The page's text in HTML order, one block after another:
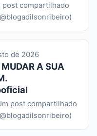
post compartilhado
de 2026
A SUA
post compartilhado